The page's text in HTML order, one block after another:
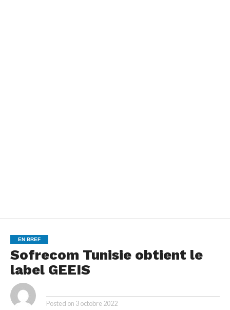
EN BREF
Sofrecom Tunisie obtient le
label GEEIS
Posted on 3 octobre 2022